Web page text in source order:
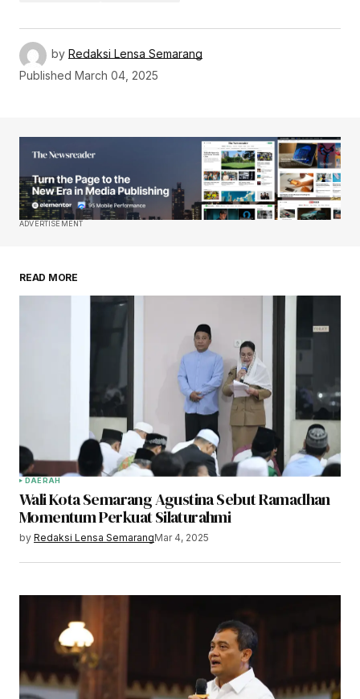
by Redaksi Lensa Semarang
Published March 04, 2025
ADVERTISEMENT
READ MORE
DAERAH
Wali Kota Semarang Agustina Sebut Ramadhan
Momentum Perkuat Silaturahmi
by Redaksi Lensa SemarangMar 4, 2025